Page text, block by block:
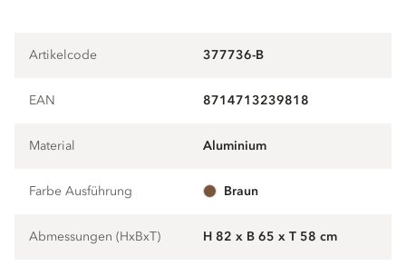
Artikelcode 377736-B
EAN 8714713239818
Material aluminium
Farbe Ausführung braun
Abmessungen (HxBxT) H 82 x B 65 x T 58 cm